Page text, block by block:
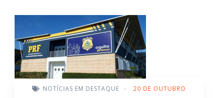
NOTÍCIAS EM DESTAQUE -
20 DE OUTUBRO